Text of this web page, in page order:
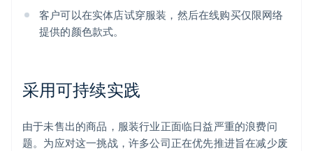
客户可以在实体店试穿服装，然后在线购买仅限网络
提供的颜色款式。
采用可持续实践
由于未售出的商品，服装行业正面临日益严重的浪费问
题。为应对这一挑战，许多公司正在优先推进旨在减少废